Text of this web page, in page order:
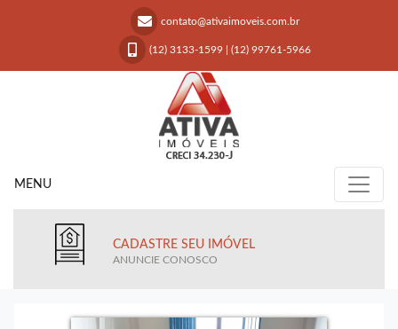
contato@ativaimoveis.com.br
(12) 3133-1599 (12) 99761-5966
MENU
CADASTRE SEU IMÓVEL
ANUNCIE CONOSCO